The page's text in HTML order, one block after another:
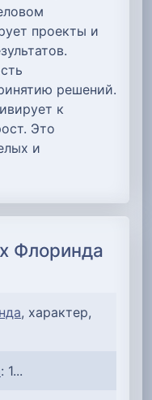
проекты и
решений.
к
Это
и
Флоринда
, характер,
: 1...